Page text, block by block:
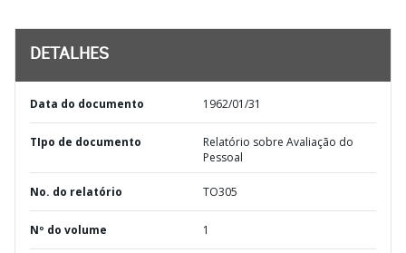
DETALHES
Data do documento 1962/01/31
TIpo de documento
Relatório sobre Avaliação do
Pessoal
No. do relatório TO305
Nº do volume 1